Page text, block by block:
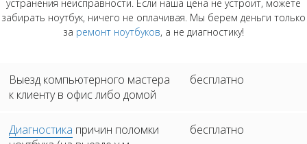
устранения неисправности. Если наша цена не устроит, можете
забирать ноутбук, ничего не оплачивая. Мы берем деньги только
за ремонт ноутбуков, а не диагностику!
Выезд компьютерного мастера
к клиенту в офис либо домой
бесплатно
Диагностика причин поломки
бесплатно